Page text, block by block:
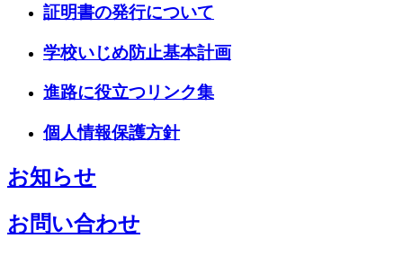
証明書の発行について
学校いじめ防止基本計画
進路に役立つリンク集
個人情報保護方針
お知らせ
お問い合わせ